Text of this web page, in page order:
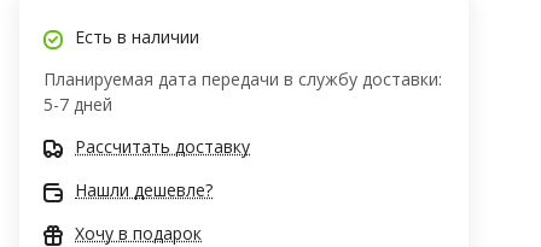
Есть в наличии
Планируемая дата передачи в службу доставки:
5-7 дней
Рассчитать доставку
Нашли дешевле?
Хочу в подарок